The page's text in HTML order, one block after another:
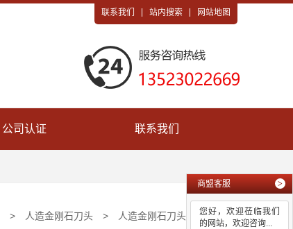
联系我们 站内搜索 网站地图
公司认证 联系我们
> 人造金刚石刀头 > 人造金刚石刀头生产商
商盟客服 >
您好，欢迎莅临我们
的网站，欢迎咨询...